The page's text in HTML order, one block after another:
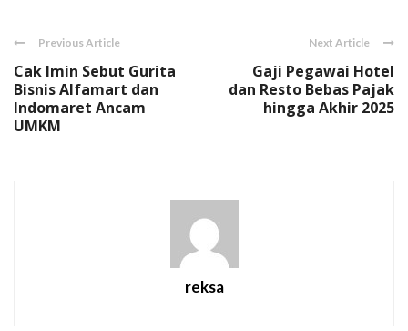
Previous Article
Cak Imin Sebut Gurita
Bisnis Alfamart dan
Indomaret Ancam
UMKM
Next Article
Gaji Pegawai Hotel
dan Resto Bebas Pajak
hingga Akhir 2025
reksa